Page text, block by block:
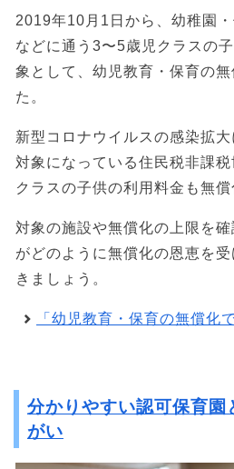
2019年10月1日から、幼稚園
などに通う3〜5歳児クラスの
象として、幼児教育・保育の
た。
新型コロナウイルスの感染拡
対象になっている住民税非課
クラスの子供の利用料金も無償
対象の施設や無償化の上限を
がどのように無償化の恩恵を
きましょう。
「幼児教育・保育の無償化
分かりやすい認可保育園
がい